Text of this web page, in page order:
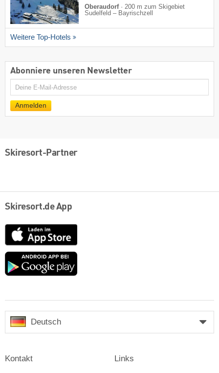
Oberaudorf· 200 m zum Skigebiet
Sudelfeld – Bayrischzell
Weitere Top-Hotels
Abonniere unseren Newsletter
E-
Anmelden
Skiresort-Partner
Skiresort.de App
App
Store
Google
Deutsch
Kontakt Links